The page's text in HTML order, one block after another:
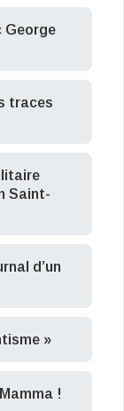
George
traces
Saint-
d’un
»
!